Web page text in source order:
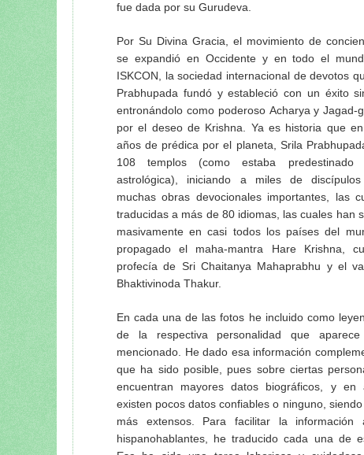
fue dada por su Gurudeva.
Por Su Divina Gracia, el movimiento de
se expandió en Occidente y en todo el
ISKCON, la sociedad internacional de devotos
Prabhupada fundó y estableció con un éxito
entronándolo como poderoso Acharya y Jagad-
por el deseo de Krishna. Ya es historia que
años de prédica por el planeta, Srila
108 templos (como estaba
astrológica), iniciando a miles de
muchas obras devocionales importantes, las
traducidas a más de 80 idiomas, las cuales han
masivamente en casi todos los países del
propagado el maha-mantra Hare Krishna,
profecía de Sri Chaitanya Mahaprabhu y el
Bhaktivinoda Thakur.
En cada una de las fotos he incluido como
de la respectiva personalidad que
mencionado. He dado esa información
que ha sido posible, pues sobre ciertas
encuentran mayores datos biográficos, y en
existen pocos datos confiables o ninguno,
más extensos. Para facilitar la información
hispanohablantes, he traducido cada una de